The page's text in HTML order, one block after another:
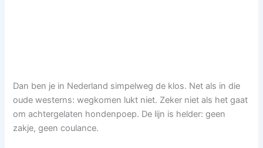
Dan ben je in Nederland simpelweg de klos. Net als in die
oude westerns: wegkomen lukt niet. Zeker niet als het gaat
om achtergelaten hondenpoep. De lijn is helder: geen
zakje, geen coulance.